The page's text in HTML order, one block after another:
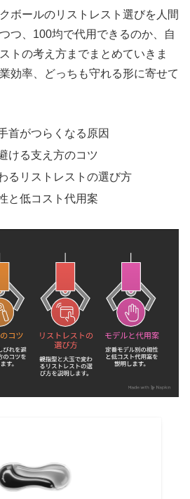
ボールのリストレスト選びを人間
つ、100均で代用できるのか、自
トの考え方までまとめていきま
効率、どっちも守れる形に寄せて
首がつらくなる原因
ける支え方のコツ
るリストレストの選び方
と低コスト代用案